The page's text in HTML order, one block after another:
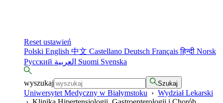
Reset ustawień
Polski English 中文 Castellano Deutsch Françaisहिन्दी Norsk
Русский
Suomi Svenska
wyszukaj Szukaj
Uniwersytet Medyczny w Białymstoku › Wydział Lekarski